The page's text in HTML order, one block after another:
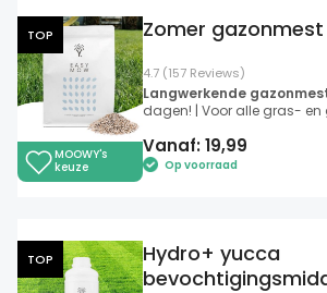
TOP
MOOWY's
keuze
4.7 (157 Reviews)
Zomer gazonmest
Langwerkende
dagen! | Voor alle gras- en
Vanaf: 19,99
Op voorraad
TOP
Hydro+ yucca